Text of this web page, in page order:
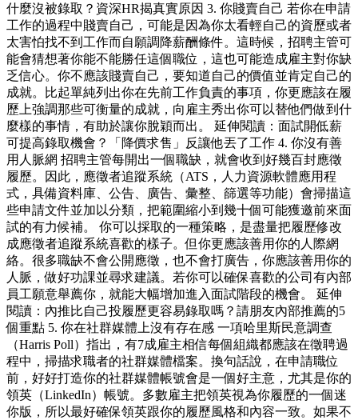
什麼沒被錄取？資深HR揭真實原因 3. 你賤賣自己 若你在申請
工作的過程中賤賣自己，可能是因為你太看輕自己的資歷或者
太害怕找不到工作而自願調降薪酬條件。這時候，招聘主管可
能會猜想著你能不能勝任這個職位，這也可能造成雇主對你缺
乏信心。你不應該賤賣自己，要知道自己的價值並肯定自己的
成就。比起單純列出你在先前工作負責的事項，你更應該在履
歷上強調那些可衡量的成就，向雇主秀出你可以替他們做到什
麼樣的事情，有助於讓你脫穎而出。 延伸閱讀：面試開低薪
可提高錄取機會？「降價求售」反讓他丟了工作 4. 你沒有善
用人脈網 招聘主管每開出一個職缺，就會收到好幾百封應徵
履歷。因此，應徵者追蹤系統（ATS，人力資源軟體應用程
式，具備資料庫、公告、廣告、彙整、篩選等功能）會掃描這
些申請文件並加以分類，把範圍縮小到幾十個可能獲邀前來面
試的有力候補。 你可以採取的一種策略，是盡量把履歷修改
成應徵者追蹤系統喜歡的樣子。但你更應該善用你的人際網
絡。很多職缺不會公開應徵，也不會打廣告，你應該善用你的
人脈，做好功課並尋求建議。若你可以確保喜歡的公司有內部
員工願意舉薦你，就能大幅增加進入面試階段的機會。 延伸
閱讀：內推比自己投履歷更容易錄取嗎？請朋友內部推薦的5
個重點 5. 你在社群媒體上沒有存在感 一項哈里斯民意調查
（Harris Poll）指出，有7成雇主相信每個組織都應該在徵聘過
程中，掃描求職者的社群媒體檔案。換句話說，在申請職位
前，好好打造你的社群媒體帳號會是一個好主意，尤其是你的
領英（LinkedIn）帳號。多數雇主把領英視為你履歷的一個迷
你版，所以最好確保領英跟你的履歷風格和內容一致。如果不